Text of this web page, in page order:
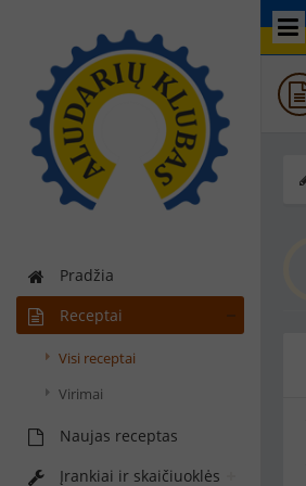
Pradžia
Receptai
Visi receptai
Virimai
Naujas receptas
Įrankiai ir skaičiuoklės